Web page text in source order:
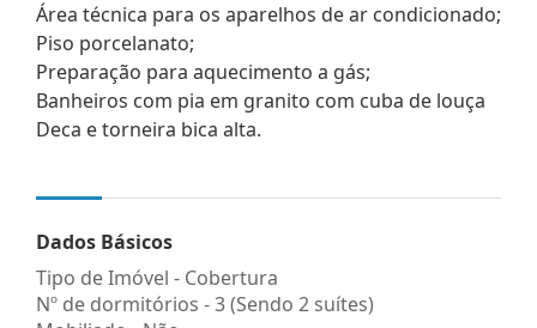
Área técnica para os aparelhos de ar condicionado;
Piso porcelanato;
Preparação para aquecimento a gás;
Banheiros com pia em granito com cuba de louça
Deca e torneira bica alta.
Dados Básicos
Tipo de Imóvel - Cobertura
Nº de dormitórios - 3 (Sendo 2 suítes)